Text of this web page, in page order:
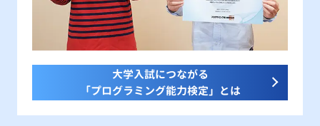
大学入試につながる
「プログラミング能力検定」とは